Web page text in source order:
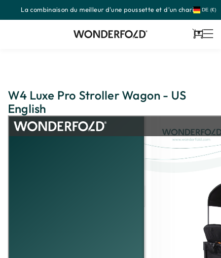
Passer
au
La combinaison du meilleur d'une poussette et d'un chariot DE (€)
W4 Luxe Pro Stroller Wagon - US
English